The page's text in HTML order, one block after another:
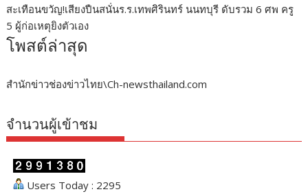
สะเทือนขวัญ!เสียงปืนสนั่นร.ร.เทพศิรินทร์ นนทบุรี ดับรวม 6 ศพ ครู
5 ผู้ก่อเหตุยิงตัวเอง
โพสต์ล่าสุด
สำนักข่าวช่องข่าวไทย\Ch-newsthailand.com
จำนวนผู้เข้าชม
Users Today : 2295